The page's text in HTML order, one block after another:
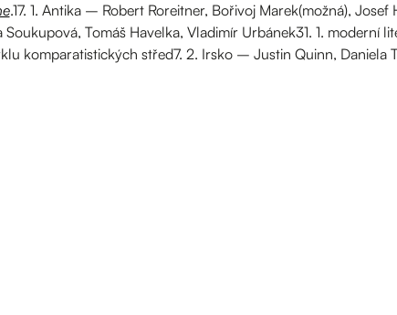
.17. 1. Antika – Robert Roreitner, Bořivoj Marek(možná),
Soukupová, Tomáš Havelka, Vladimír Urbánek31. 1.
komparatistických střed7. 2. Irsko – Justin Quinn, Daniela